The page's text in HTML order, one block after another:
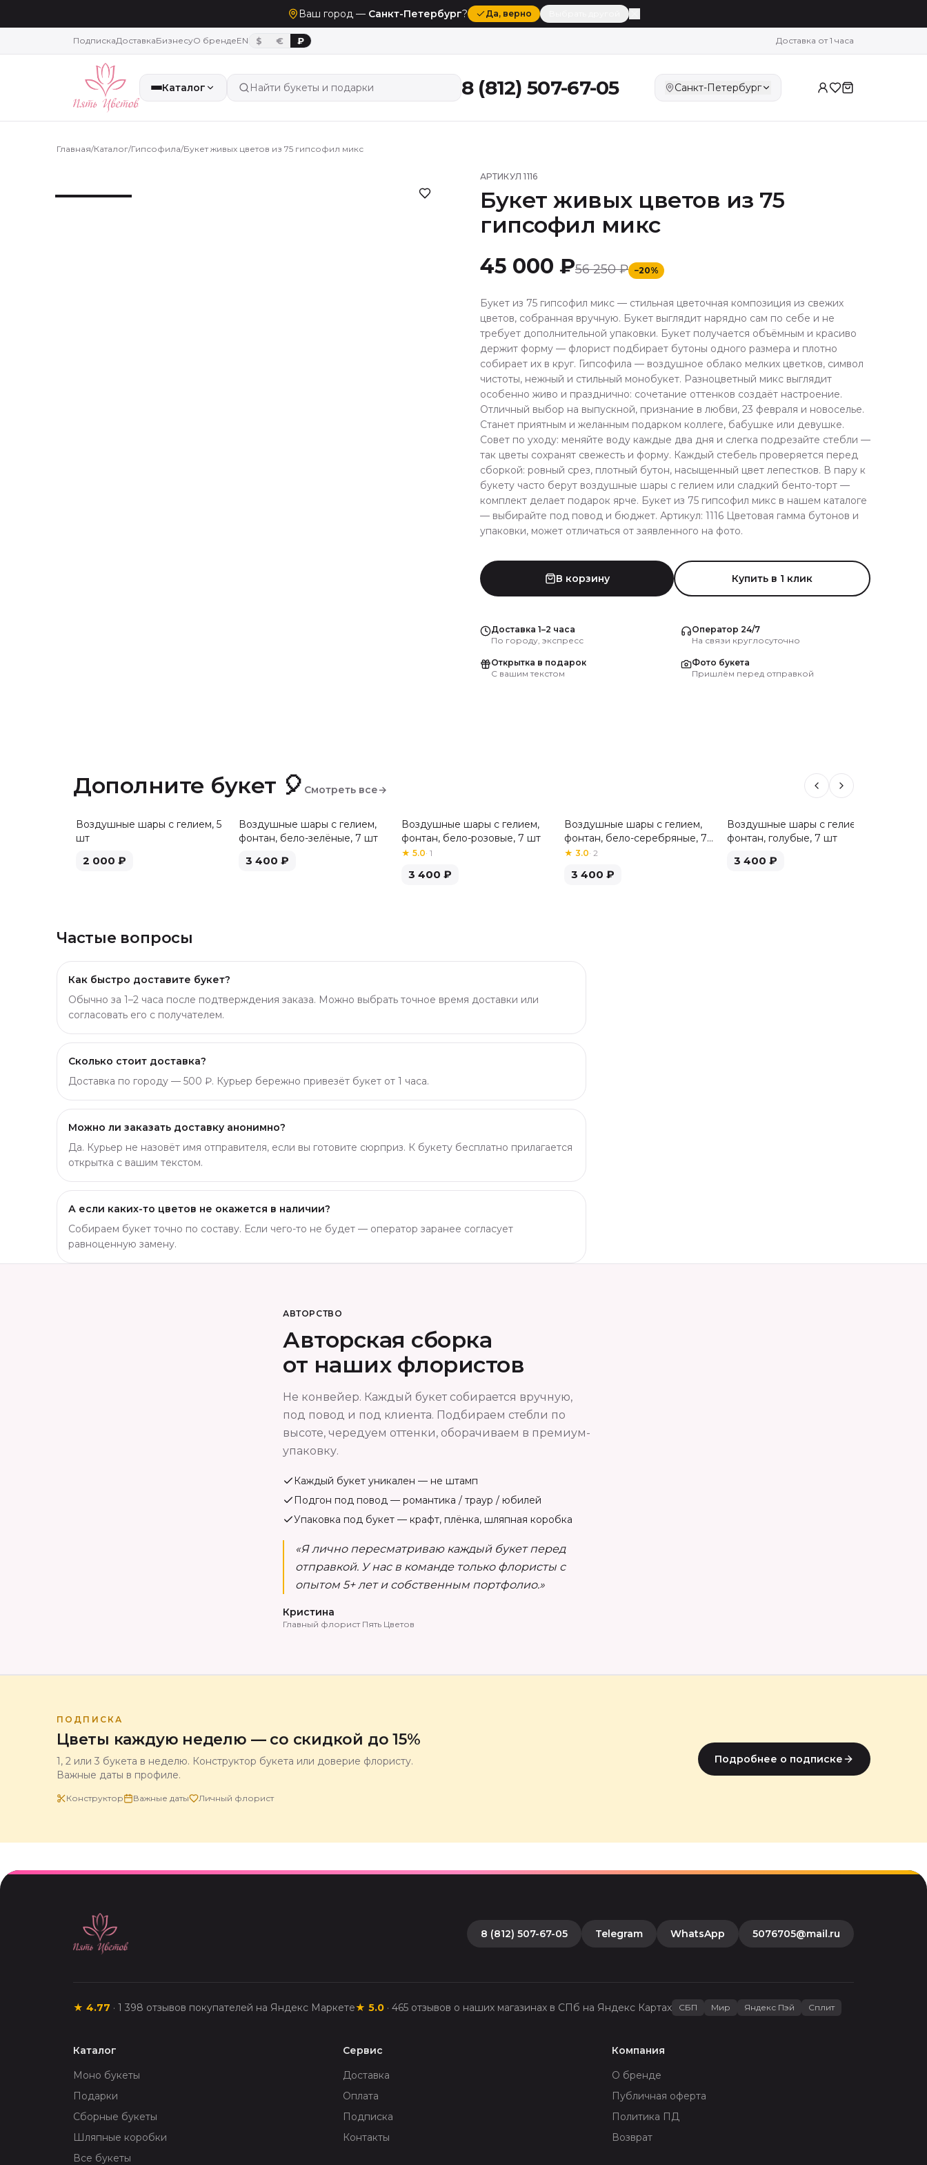
Ваш город — Санкт-Петербург? Да, верно
ПодпискаДоставкаБизнесуО брендеEN $ € ₽ Доставка от 1 часа
Каталог Найти букеты и подарки 8 (812) 507-67-05 Санкт-Петербург
Главная/Каталог/Гипсофила/Букет живых цветов из 75 гипсофил микс
АРТИКУЛ1116
Букет живых цветов из 75
гипсофил микс
45 000 ₽56 250 ₽ −20%
Букет из 75 гипсофил микс — стильная цветочная композиция из свежих
цветов, собранная вручную. Букет выглядит нарядно сам по себе и не
требует дополнительной упаковки. Букет получается объёмным и красиво
держит форму — флорист подбирает бутоны одного размера и плотно
собирает их в круг. Гипсофила — воздушное облако мелких цветков, символ
чистоты, нежный и стильный монобукет. Разноцветный микс выглядит
особенно живо и празднично: сочетание оттенков создаёт настроение.
Отличный выбор на выпускной, признание в любви, 23 февраля и новоселье.
Станет приятным и желанным подарком коллеге, бабушке или девушке.
Совет по уходу: меняйте воду каждые два дня и слегка подрезайте стебли —
так цветы сохранят свежесть и форму. Каждый стебель проверяется перед
сборкой: ровный срез, плотный бутон, насыщенный цвет лепестков. В пару к
букету часто берут воздушные шары с гелием или сладкий бенто-торт —
комплект делает подарок ярче. Букет из 75 гипсофил микс в нашем каталоге
— выбирайте под повод и бюджет. Артикул: 1116 Цветовая гамма бутонов и
упаковки, может отличаться от заявленного на фото.
В корзину Купить в 1 клик
Доставка 1–2 часа
По городу, экспресс
Оператор 24/7
На связи круглосуточно
Открытка в подарок
С вашим текстом
Фото букета
Пришлём перед отправкой
Дополните букет 🎈 Смотреть все→
Воздушные шары с гелием, 5
шт
2 000 ₽
Воздушные шары с гелием,
фонтан, бело-зелёные, 7 шт
3 400 ₽
Воздушные шары с гелием,
фонтан, бело-розовые, 7 шт
★ 5.0· 1
3 400 ₽
Воздушные шары с гелием,
фонтан, бело-серебряные, 7
шт
★ 3.0· 2
3 400 ₽
Воздушные шары с гелием,
фонтан, голубые, 7 шт
3 400 ₽
Частые вопросы
Как быстро доставите букет?
Обычно за 1–2 часа после подтверждения заказа. Можно выбрать точное время доставки или
согласовать его с получателем.
Сколько стоит доставка?
Доставка по городу — 500 ₽. Курьер бережно привезёт букет от 1 часа.
Можно ли заказать доставку анонимно?
Да. Курьер не назовёт имя отправителя, если вы готовите сюрприз. К букету бесплатно прилагается
открытка с вашим текстом.
А если каких-то цветов не окажется в наличии?
Собираем букет точно по составу. Если чего-то не будет — оператор заранее согласует
равноценную замену.
АВТОРСТВО
Авторская сборка
от наших флористов
Не конвейер. Каждый букет собирается вручную,
под повод и под клиента. Подбираем стебли по
высоте, чередуем оттенки, оборачиваем в премиум-
упаковку.
Каждый букет уникален — не штамп
Подгон под повод — романтика / траур / юбилей
Упаковка под букет — крафт, плёнка, шляпная коробка
«Я лично пересматриваю каждый букет перед
отправкой. У нас в команде только флористы с
опытом 5+ лет и собственным портфолио.»
Кристина
Главный флорист Пять Цветов
ПОДПИСКА
Цветы каждую неделю — со скидкой до 15%
1, 2 или 3 букета в неделю. Конструктор букета или доверие флористу.
Важные даты в профиле.
Конструктор Важные даты Личный флорист
Подробнее о подписке
8 (812) 507-67-05 Telegram WhatsApp 5076705@mail.ru
★ 4.77 · 1 398 отзывов покупателей на Яндекс Маркете★ 5.0 · 465 отзывов о наших магазинах в СПб на Яндекс Картах СБП Мир Яндекс Пэй Сплит
Каталог
Моно букеты
Подарки
Сборные букеты
Шляпные коробки
Все букеты
Сервис
Доставка
Оплата
Подписка
Контакты
Компания
О бренде
Публичная оферта
Политика ПД
Возврат